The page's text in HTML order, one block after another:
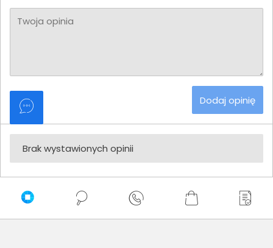
Twoja opinia
Dodaj opinię
Brak wystawionych opinii
Zaufali nam